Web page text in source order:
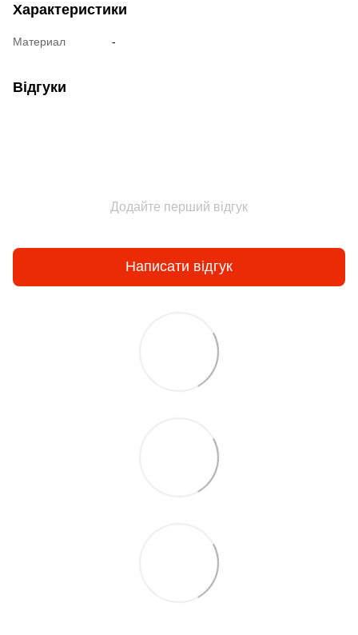
Характеристики
Материал -
Відгуки
Додайте перший відгук
Написати відгук